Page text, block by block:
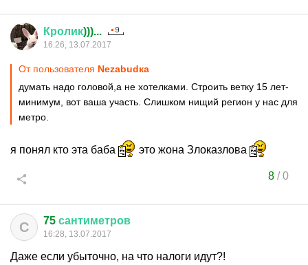
Кролик)))...
16:26, 13.07.2017
От пользователя Nezabudка
думать надо головой,а не хотелками. Строить ветку 15 лет-
минимум, вот ваша участь. Слишком нищий регион у нас для
метро.
я понял кто эта баба это жона Злоказлова
8/0
С 75 сантиметров
16:28, 13.07.2017
Даже если убыточно, на что налоги идут?!